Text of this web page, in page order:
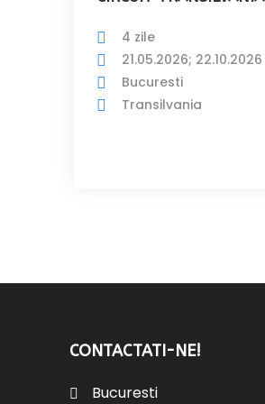
4 zile
21.05.2026; 22.10.2026
Bucuresti
Transilvania
CONTACTATI-NE!
Bucuresti